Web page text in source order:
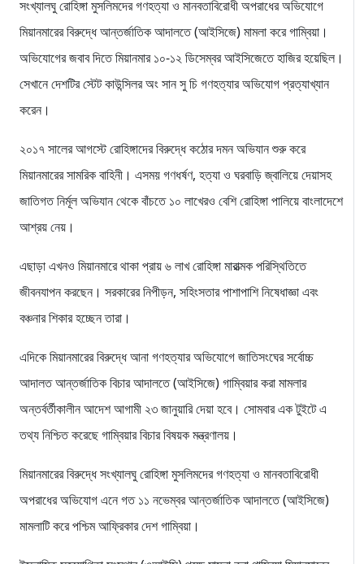
সংখ্যালঘু রোহিঙ্গা মুসলিমদের গণহত্যা ও মানবতাবিরোধী অপরাধের অভিযোগে
মিয়ানমারের বিরুদ্ধে আন্তর্জাতিক আদালতে (আইসিজে) মামলা করে গাম্বিয়া।
অভিযোগের জবাব দিতে মিয়ানমার ১০-১২ ডিসেম্বর আইসিজেতে হাজির হয়েছিল।
সেখানে দেশটির স্টেট কাউন্সিলর অং সান সু চি গণহত্যার অভিযোগ প্রত্যাখ্যান
করেন।
২০১৭ সালের আগস্টে রোহিঙ্গাদের বিরুদ্ধে কঠোর দমন অভিযান শুরু করে
মিয়ানমারের সামরিক বাহিনী। এসময় গণধর্ষণ, হত্যা ও ঘরবাড়ি জ্বালিয়ে দেয়াসহ
জাতিগত নির্মূল অভিযান থেকে বাঁচতে ১০ লাখেরও বেশি রোহিঙ্গা পালিয়ে বাংলাদেশে
আশ্রয় নেয়।
এছাড়া এখনও মিয়ানমারে থাকা প্রায় ৬ লাখ রোহিঙ্গা মারাত্মক পরিস্থিতিতে
জীবনযাপন করছেন। সরকারের নিপীড়ন, সহিংসতার পাশাপাশি নিষেধাজ্ঞা এবং
বঞ্চনার শিকার হচ্ছেন তারা।
এদিকে মিয়ানমারের বিরুদ্ধে আনা গণহত্যার অভিযোগে জাতিসংঘের সর্বোচ্চ
আদালত আন্তর্জাতিক বিচার আদালতে (আইসিজে) গাম্বিয়ার করা মামলার
অন্তর্বর্তীকালীন আদেশ আগামী ২৩ জানুয়ারি দেয়া হবে। সোমবার এক টুইটে এ
তথ্য নিশ্চিত করেছে গাম্বিয়ার বিচার বিষয়ক মন্ত্রণালয়।
মিয়ানমারের বিরুদ্ধে সংখ্যালঘু রোহিঙ্গা মুসলিমদের গণহত্যা ও মানবতাবিরোধী
অপরাধের অভিযোগ এনে গত ১১ নভেম্বর আন্তর্জাতিক আদালতে (আইসিজে)
মামলাটি করে পশ্চিম আফ্রিকার দেশ গাম্বিয়া।